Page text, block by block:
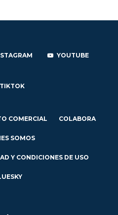
YOUTUBE
TIKTOK
COMERCIAL COLABORA
SOMOS
Y CONDICIONES DE USO